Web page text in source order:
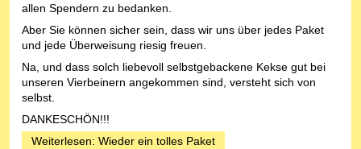
allen Spendern zu bedanken.
Aber Sie können sicher sein, dass wir uns über jedes Paket
und jede Überweisung riesig freuen.
Na, und dass solch liebevoll selbstgebackene Kekse gut bei
unseren Vierbeinern angekommen sind, versteht sich von
selbst.
DANKESCHÖN!!!
Weiterlesen: Wieder ein tolles Paket